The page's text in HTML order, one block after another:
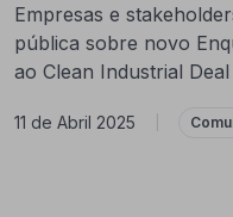
Empresas e
pública sobre novo
ao Clean Industrial
11 de Abril 2025